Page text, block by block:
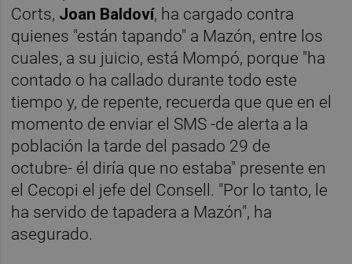
Corts, Joan Baldoví, ha cargado contra
quienes "están tapando" a Mazón, entre los
cuales, a su juicio, está Mompó, porque "ha
contado o ha callado durante todo este
tiempo y, de repente, recuerda que que en el
momento de enviar el SMS -de alerta a la
población la tarde del pasado 29 de
octubre- él diría que no estaba" presente en
el Cecopi el jefe del Consell. "Por lo tanto, le
ha servido de tapadera a Mazón", ha
asegurado.